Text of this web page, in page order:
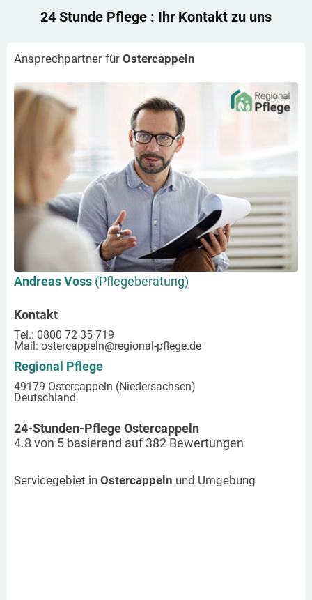
24 Stunde Pflege : Ihr Kontakt zu uns
Ansprechpartner für Ostercappeln
Andreas Voss (Pflegeberatung)
Kontakt
Tel.: 0800 72 35 719
Mail: ostercappeln@regional-pflege.de
Regional Pflege
49179 Ostercappeln (Niedersachsen)
Deutschland
24-Stunden-Pflege Ostercappeln
4.8 von 5 basierend auf382 Bewertungen
Servicegebiet in Ostercappeln und Umgebung